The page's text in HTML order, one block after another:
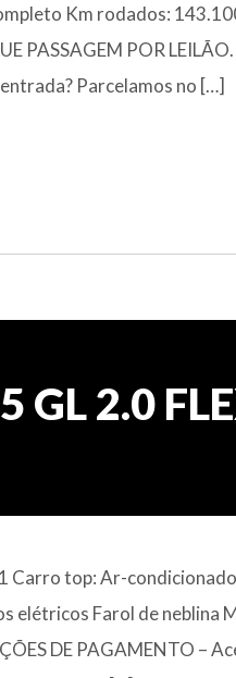
Km rodados:
PASSAGEM POR
Parcelamos no […]
GL 2.0
Carro top: Ar-
elétricos Farol de neblina
DE PAGAMENTO –